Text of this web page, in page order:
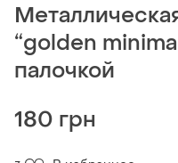
“golden
палочкой
180 грн